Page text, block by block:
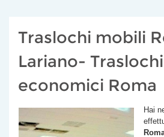
Traslochi mobili
Lariano- Traslochi
economici Roma
Hai